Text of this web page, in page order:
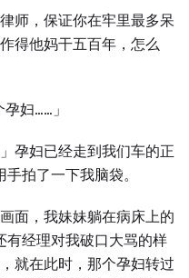
师，保证你在牢里最多呆
得他妈干五百年，怎么
孕妇……」
孕妇已经走到我们车的正
拍了一下我脑袋。
面，我妹妹躺在病床上的
有经理对我破口大骂的样
就在此时，那个孕妇转过